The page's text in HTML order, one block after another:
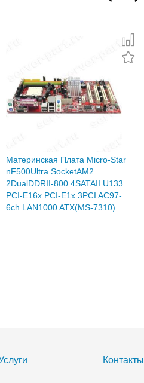
Материнская Плата Micro-Star
nF500Ultra SocketAM2
2DualDDRII-800 4SATAII U133
PCI-E16x PCI-E1x 3PCI AC97-
6ch LAN1000 ATX(MS-7310)
Контакты